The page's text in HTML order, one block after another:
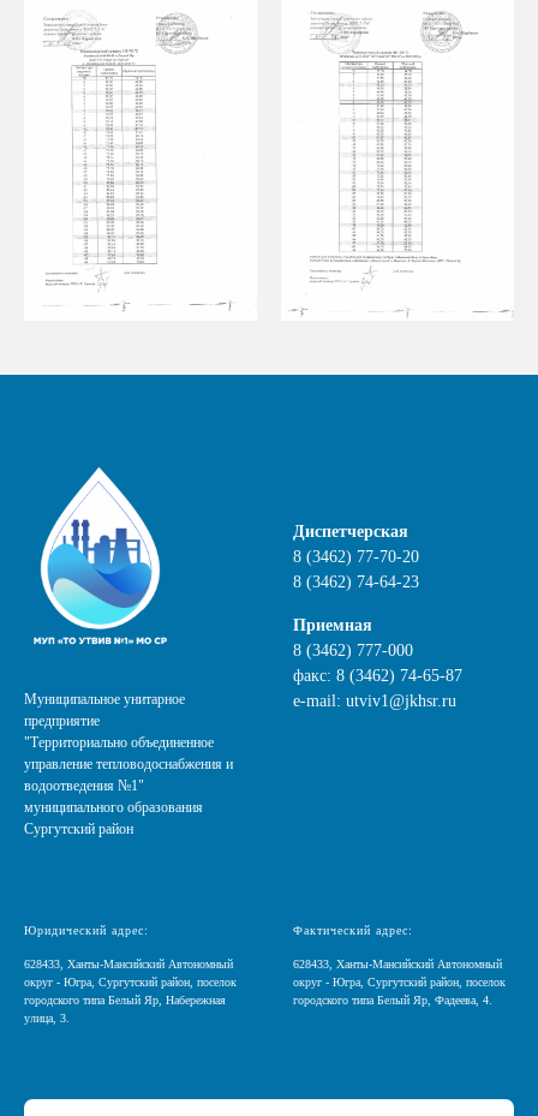
Муниципальное унитарное
предприятие
"Территориально объединенное
управление тепловодоснабжения и
водоотведения №1"
муниципального образования
Сургутский район
Диспетчерская
8 (3462) 77-70-20
8 (3462) 74-64-23
Приемная
8 (3462) 777-000
факс: 8 (3462) 74-65-87
e-mail: utviv1@jkhsr.ru
Юридический адрес:
628433, Ханты-Мансийский Автономный
округ - Югра, Сургутский район, поселок
городского типа Белый Яр, Набережная
улица, 3.
Фактический адрес:
628433, Ханты-Мансийский Автономный
округ - Югра, Сургутский район, поселок
городского типа Белый Яр, Фадеева, 4.